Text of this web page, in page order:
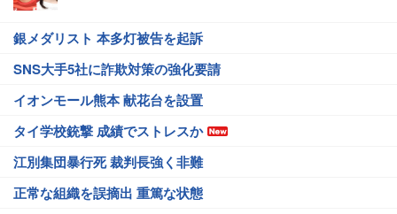
銀メダリスト 本多灯被告を起訴
SNS大手5社に詐欺対策の強化要請
イオンモール熊本 献花台を設置
タイ学校銃撃 成績でストレスか
江別集団暴行死 裁判長強く非難
正常な組織を誤摘出 重篤な状態